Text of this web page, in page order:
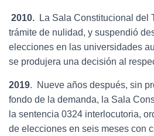
2010. La Sala Constitucional del
trámite de nulidad, y suspendió
elecciones en las universidades
se produjera una decisión al
2019. Nueve años después, sin
fondo de la demanda, la Sala
la sentencia 0324 interlocutoria,
de elecciones en seis meses con